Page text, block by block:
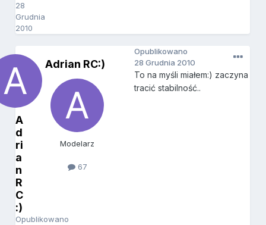
28
Grudnia
2010
A
d
ri
a
n
R
C
:)
Opublikowano
Adrian RC:)
Modelarz
67
Opublikowano
28 Grudnia 2010
To na myśli miałem:) zaczyna
tracić stabilność..